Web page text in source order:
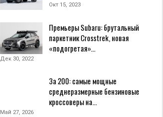
Окт 15, 2023
Премьеры Subaru: брутальный
паркетник Crosstrek, новая
«подогретая»…
Дек 30, 2022
За 200: самые мощные
среднеразмерные бензиновые
кроссоверы на…
Май 27, 2026